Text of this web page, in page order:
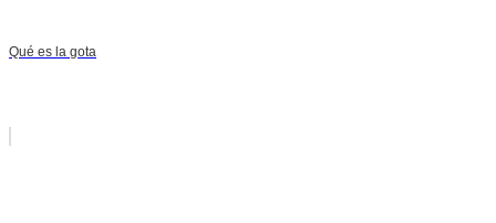
Qué es la gota